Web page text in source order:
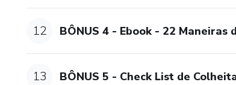
12 BÔNUS 4 - Ebook - 22
13 BÔNUS 5 - Check List de